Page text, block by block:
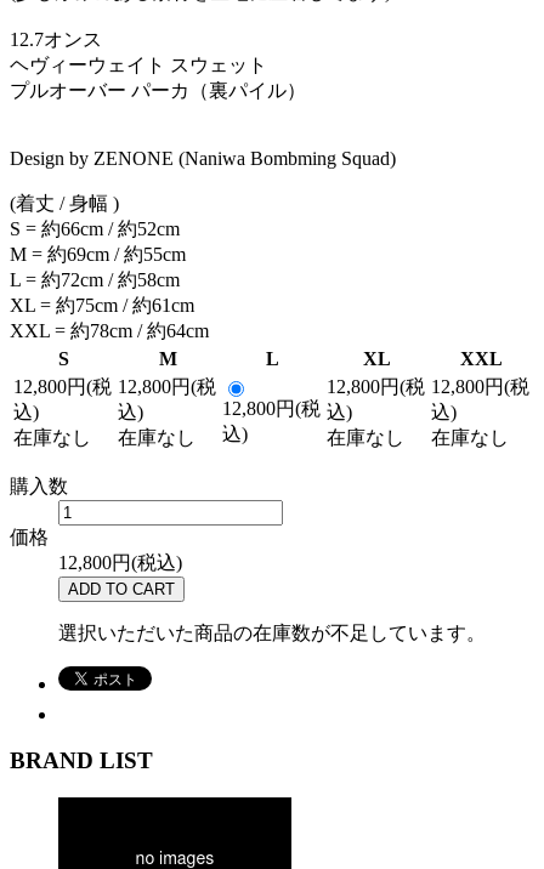
12.7オンス
ヘヴィーウェイト スウェット
プルオーバー パーカ（裏パイル）
Design by ZENONE (Naniwa Bombming Squad)
(着丈 / 身幅 )
S = 約66cm / 約52cm
M = 約69cm / 約55cm
L = 約72cm / 約58cm
XL = 約75cm / 約61cm
XXL = 約78cm / 約64cm
S
M L XL
XXL
12,800円(税
込)
在庫なし
12,800円(税
込)
在庫なし
12,800円(税
込)
12,800円(税
込)
在庫なし
12,800円(税
込)
在庫なし
購入数
価格
12,800円(税込)
選択いただいた商品の在庫数が不足しています。
BRAND LIST